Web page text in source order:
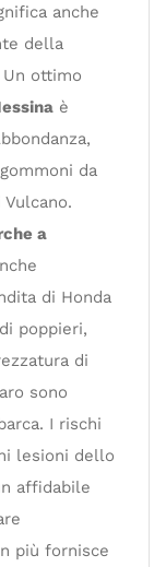
anche
della
ottimo
è
da
a
di Honda
poppieri,
di
sono
I rischi
lesioni dello
affidabile
più fornisce